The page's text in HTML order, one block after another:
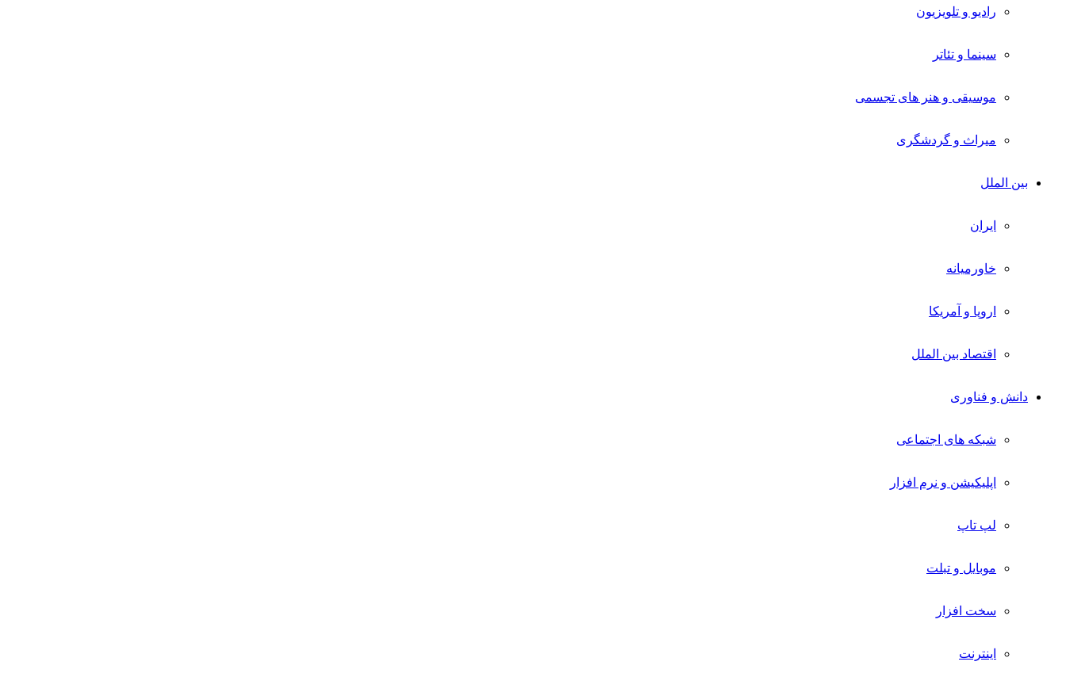
رادیو و تلویزیون
سینما و تئاتر
موسیقی و هنر های تجسمی
میراث و گردشگری
بین الملل
ایران
خاورمیانه
اروپا و آمریکا
اقتصاد بین الملل
دانش و فناوری
شبکه های اجتماعی
اپلیکیشن و نرم افزار
لپ تاپ
موبایل و تبلت
سخت افزار
اینترنت